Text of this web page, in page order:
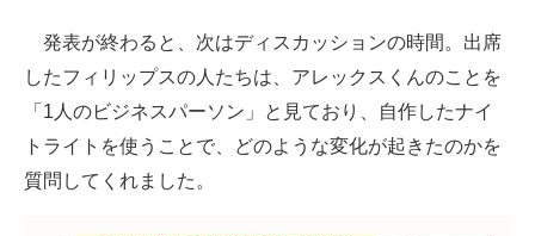
発表が終わると、次はディスカッションの時間。出席
したフィリップスの人たちは、アレックスくんのことを
「1人のビジネスパーソン」と見ており、自作したナイ
トライトを使うことで、どのような変化が起きたのかを
質問してくれました。